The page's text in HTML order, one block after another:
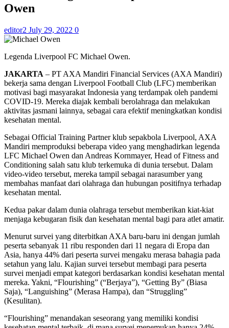
Owen
editor2 July 29, 2022 0
Legenda Liverpool FC Michael Owen.
JAKARTA – PT AXA Mandiri Financial Services (AXA Mandiri)
bekerja sama dengan Liverpool Football Club (LFC) memberikan
motivasi bagi masyarakat Indonesia yang terdampak oleh pandemi
COVID-19. Mereka diajak kembali berolahraga dan melakukan
aktivitas jasmani lainnya, sebagai cara efektif meningkatkan kondisi
kesehatan mental.
Sebagai Official Training Partner klub sepakbola Liverpool, AXA
Mandiri memproduksi beberapa video yang menghadirkan legenda
LFC Michael Owen dan Andreas Kornmayer, Head of Fitness and
Conditioning salah satu klub terkemuka di dunia tersebut. Dalam
video-video tersebut, mereka tampil sebagai narasumber yang
membahas manfaat dari olahraga dan hubungan positifnya terhadap
kesehatan mental.
Kedua pakar dalam dunia olahraga tersebut memberikan kiat-kiat
menjaga kebugaran fisik dan kesehatan mental bagi para atlet amatir.
Menurut survei yang diterbitkan AXA baru-baru ini dengan jumlah
peserta sebanyak 11 ribu responden dari 11 negara di Eropa dan
Asia, hanya 44% dari peserta survei mengaku merasa bahagia pada
setahun yang lalu. Kajian survei tersebut membagi para peserta
survei menjadi empat kategori berdasarkan kondisi kesehatan mental
mereka. Yakni, “Flourishing” (“Berjaya”), “Getting By” (Biasa
Saja), “Languishing” (Merasa Hampa), dan “Struggling”
(Kesulitan).
“Flourishing” menandakan seseorang yang memiliki kondisi